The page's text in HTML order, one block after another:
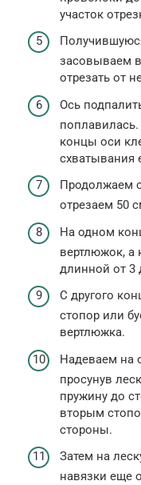
участок
засовываем
отрезать от
Ось
концы оси
схватывания
Продолжаем
отрезаем 50
На одном
вертлюжок, а
длинной от 3
С другого
стопор или
вертлюжка.
Надеваем на
просунув
пружину до
вторым
стороны.
Затем на
навязки еще